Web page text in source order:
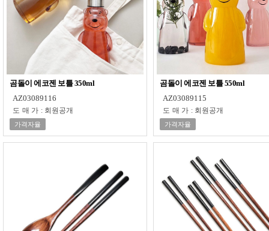
곰돌이 에코젠 보틀 350ml
AZ03089116
도매가 : 회원공개
가격자율
곰돌이 에코젠 보틀 550ml
AZ03089115
도매가 : 회원공개
가격자율